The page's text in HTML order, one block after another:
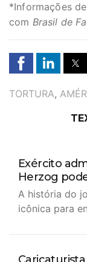
*Informações
com Brasil de
TAGS
TORTURA,
Exército
Herzog
A história do
icônica para